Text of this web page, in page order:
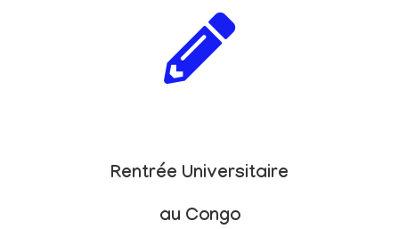
Rentrée Universitaire
au Congo